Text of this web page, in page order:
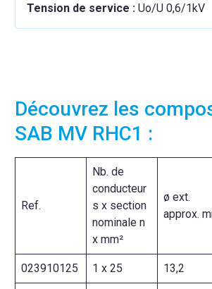
Tension de service : Uo/U 0,6/1kV
Découvrez les
SAB MV RHC1 :
Ref.
Nb. de
conducteur
s x section
nominale n
x mm²
ø ext.
approx.
023910125 1 x 25 13,2